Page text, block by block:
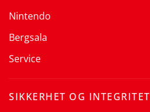
Nintendo
Bergsala
Service
SIKKERHET OG INTEGRITET